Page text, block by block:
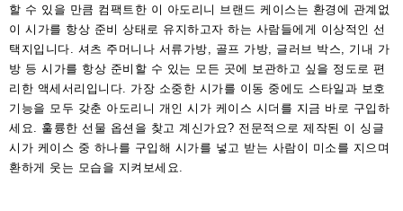
할 수 있을 만큼 컴팩트한 이 아도리니 브랜드 케이스는 환경에 관계없
이 시가를 항상 준비 상태로 유지하고자 하는 사람들에게 이상적인 선
택지입니다. 셔츠 주머니나 서류가방, 골프 가방, 글러브 박스, 기내 가
방 등 시가를 항상 준비할 수 있는 모든 곳에 보관하고 싶을 정도로 편
리한 액세서리입니다. 가장 소중한 시가를 이동 중에도 스타일과 보호
기능을 모두 갖춘 아도리니 개인 시가 케이스 시더를 지금 바로 구입하
세요. 훌륭한 선물 옵션을 찾고 계신가요? 전문적으로 제작된 이 싱글
시가 케이스 중 하나를 구입해 시가를 넣고 받는 사람이 미소를 지으며
환하게 웃는 모습을 지켜보세요.